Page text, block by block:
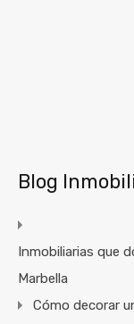
Blog
Inmobiliarias que
Marbella
Cómo decorar